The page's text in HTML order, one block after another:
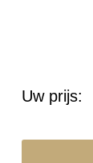
Uw prijs: